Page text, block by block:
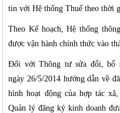
tin với Hệ thống Thuế theo thời
Theo Kế hoạch, Hệ thống
được vận hành chính thức vào
Đối với Thông tư sửa đổi, bổ
ngày 26/5/2014 hướng dẫn về
hình hoạt động của hợp tác
Quản lý đăng ký kinh doanh